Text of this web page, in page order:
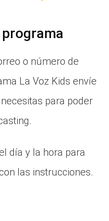
o número de
La Voz Kids envíe
para poder
día y la hora para
las instrucciones.